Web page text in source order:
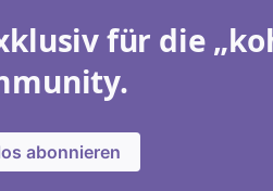
für die
abonnieren